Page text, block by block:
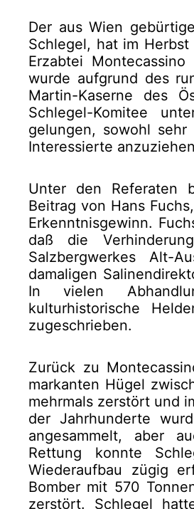
Der aus Wien
Schlegel, hat im
Erzabtei
wurde aufgrund des
Martin-Kaserne des
Schlegel-Komitee
gelungen, sowohl
Interessierte
Unter den Referaten
Beitrag von Hans
Erkenntnisgewinn.
daß die
Salzbergwerkes Alt-
damaligen
In vielen
kulturhistorische
zugeschrieben.
Zurück zu
markanten Hügel
mehrmals zerstört und
der Jahrhunderte
angesammelt, aber
Rettung konnte
Wiederaufbau zügig
Bomber mit 570
zerstört. Schlegel